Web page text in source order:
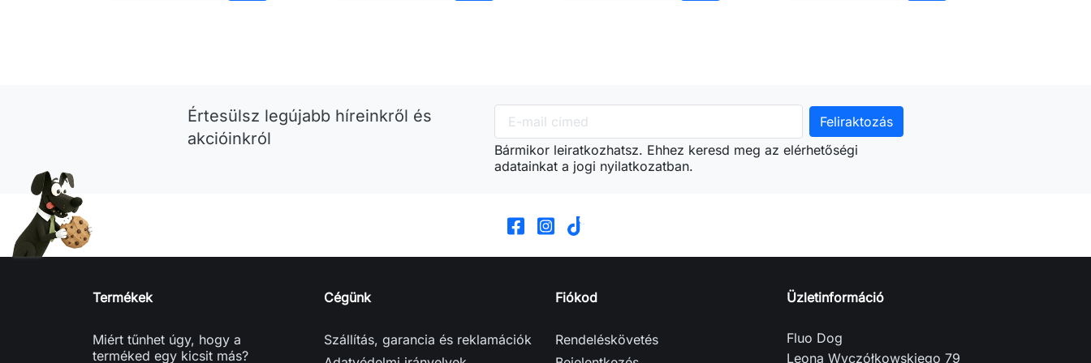
Kosárba Kosárba Kosárba Kosárba
Értesülsz legújabb híreinkről és
akcióinkról
Bármikor leiratkozhatsz. Ehhez keresd meg az elérhetőségi
adatainkat a jogi nyilatkozatban.
Termékek
Miért tűnhet úgy, hogy a
terméked egy kicsit más?
Cégünk
Szállítás, garancia és reklamációk
Fiókod
Rendeléskövetés
Üzletinformáció
Fluo Dog
Leona Wyczółkowskiego 79